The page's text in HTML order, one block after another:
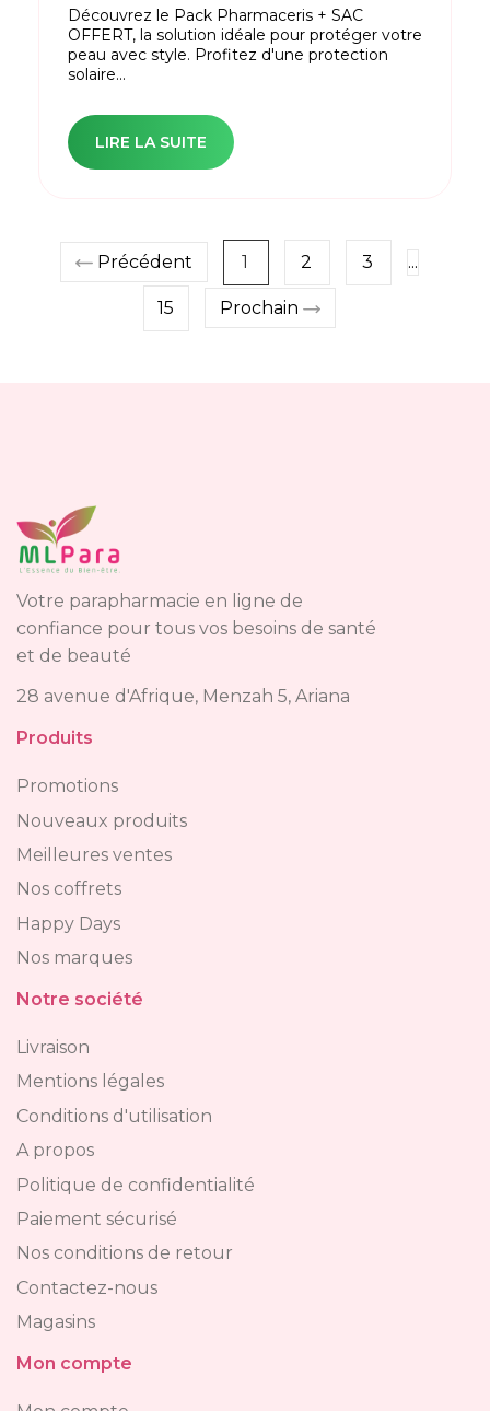
Découvrez le Pack Pharmaceris + SAC
OFFERT, la solution idéale pour protéger votre
peau avec style. Profitez d'une protection
solaire...
LIRE LA SUITE
Précédent 1 2 3 ...
15 Prochain
Votre parapharmacie en ligne de
confiance pour tous vos besoins de santé
et de beauté
28 avenue d'Afrique, Menzah 5, Ariana
Produits
Promotions
Nouveaux produits
Meilleures ventes
Nos coffrets
Happy Days
Nos marques
Notre société
Livraison
Mentions légales
Conditions d'utilisation
A propos
Politique de confidentialité
Paiement sécurisé
Nos conditions de retour
Contactez-nous
Magasins
Mon compte